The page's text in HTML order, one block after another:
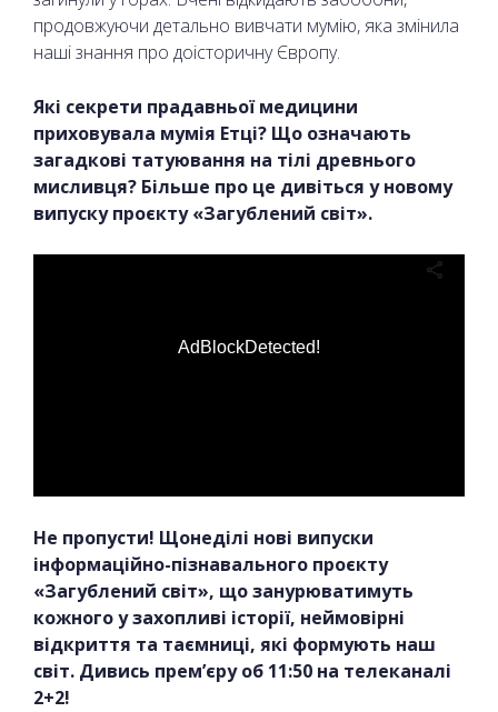
продовжуючи детально вивчати мумію, яка змінила
наші знання про доісторичну Європу.
Які секрети прадавньої медицини
приховувала мумія Етці? Що означають
загадкові татуювання на тілі древнього
мисливця? Більше про це дивіться у новому
випуску проєкту «Загублений світ».
AdBlockDetected!
Не пропусти! Щонеділі нові випуски
інформаційно-пізнавального проєкту
«Загублений світ», що занурюватимуть
кожного у захопливі історії, неймовірні
відкриття та таємниці, які формують наш
світ. Дивись прем’єру об 11:50 на телеканалі
2+2!